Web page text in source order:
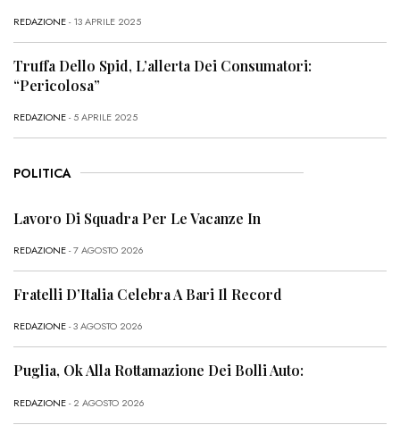
REDAZIONE- 13 APRILE 2025
Truffa Dello Spid, L’allerta Dei Consumatori:
“Pericolosa”
REDAZIONE- 5 APRILE 2025
POLITICA
Lavoro Di Squadra Per Le Vacanze In
REDAZIONE- 7 AGOSTO 2026
Fratelli D’Italia Celebra A Bari Il Record
REDAZIONE- 3 AGOSTO 2026
Puglia, Ok Alla Rottamazione Dei Bolli Auto:
REDAZIONE- 2 AGOSTO 2026